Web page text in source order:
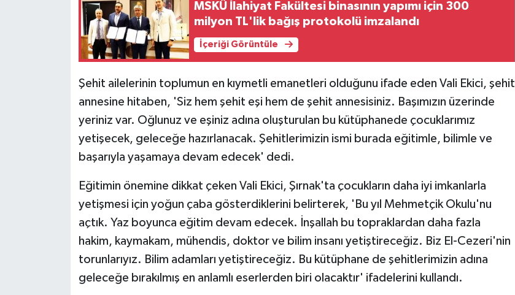
MSKÜ İlahiyat Fakültesi binasının yapımı için 300
milyon TL'lik bağış protokolü imzalandı
İçeriği Görüntüle
Şehit ailelerinin toplumun en kıymetli emanetleri olduğunu ifade eden Vali Ekici, şehit
annesine hitaben, 'Siz hem şehit eşi hem de şehit annesisiniz. Başımızın üzerinde
yeriniz var. Oğlunuz ve eşiniz adına oluşturulan bu kütüphanede çocuklarımız
yetişecek, geleceğe hazırlanacak. Şehitlerimizin ismi burada eğitimle, bilimle ve
başarıyla yaşamaya devam edecek' dedi.
Eğitimin önemine dikkat çeken Vali Ekici, Şırnak'ta çocukların daha iyi imkanlarla
yetişmesi için yoğun çaba gösterdiklerini belirterek, 'Bu yıl Mehmetçik Okulu'nu
açtık. Yaz boyunca eğitim devam edecek. İnşallah bu topraklardan daha fazla
hakim, kaymakam, mühendis, doktor ve bilim insanı yetiştireceğiz. Biz El-Cezeri'nin
torunlarıyız. Bilim adamları yetiştireceğiz. Bu kütüphane de şehitlerimizin adına
geleceğe bırakılmış en anlamlı eserlerden biri olacaktır' ifadelerini kullandı.
ÜLKE GÜNDEMİ
Yerel Haberler